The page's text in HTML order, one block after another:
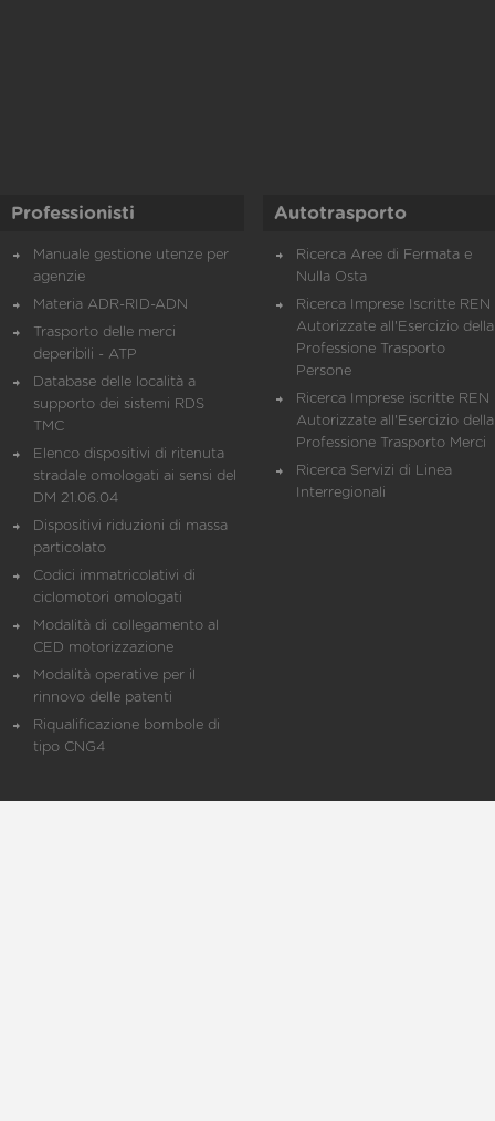
Professionisti
Manuale gestione utenze per
agenzie
Materia ADR-RID-ADN
Trasporto delle merci
deperibili - ATP
Database delle località a
supporto dei sistemi RDS
TMC
Elenco dispositivi di ritenuta
stradale omologati ai sensi del
DM 21.06.04
Dispositivi riduzioni di massa
particolato
Codici immatricolativi di
ciclomotori omologati
Modalità di collegamento al
CED motorizzazione
Modalità operative per il
rinnovo delle patenti
Riqualificazione bombole di
tipo CNG4
Autotrasporto
Ricerca Aree di Fermata e
Nulla Osta
Ricerca Imprese Iscritte REN
Autorizzate all'Esercizio della
Professione Trasporto
Persone
Ricerca Imprese iscritte REN
Autorizzate all'Esercizio della
Professione Trasporto Merci
Ricerca Servizi di Linea
Interregionali